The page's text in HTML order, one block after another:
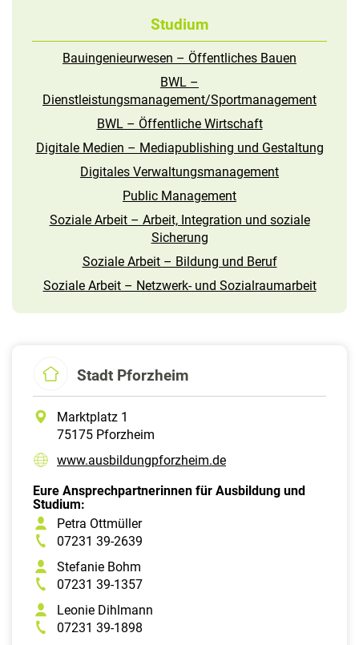
Studium
Bauingenieurwesen – Öffentliches Bauen
BWL –
Dienstleistungsmanagement/Sportmanagement
BWL – Öffentliche Wirtschaft
Digitale Medien – Mediapublishing und Gestaltung
Digitales Verwaltungsmanagement
Public Management
Soziale Arbeit – Arbeit, Integration und soziale
Sicherung
Soziale Arbeit – Bildung und Beruf
Soziale Arbeit – Netzwerk- und Sozialraumarbeit
Stadt Pforzheim
Marktplatz 1
75175 Pforzheim
www.ausbildungpforzheim.de
Eure Ansprechpartnerinnen für Ausbildung und
Studium:
Petra Ottmüller
07231 39-2639
Stefanie Bohm
07231 39-1357
Leonie Dihlmann
07231 39-1898